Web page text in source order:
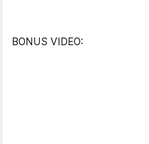
BONUS VIDEO: